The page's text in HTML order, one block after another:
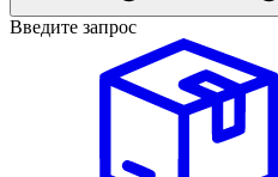
Введите запрос